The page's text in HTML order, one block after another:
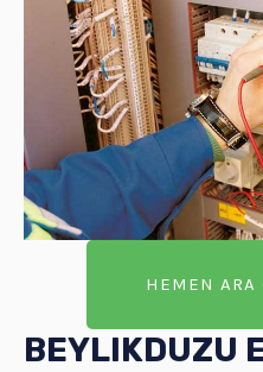
HEMEN
BEYLIKDUZU